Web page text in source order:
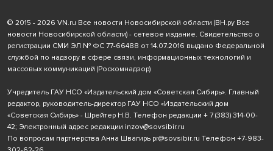
© 2015 - 2026 VN.ru Все новости Новосибирской области (ВН.ру Все
новости Новосибирской области) - сетевое издание. Свидетельство о
регистрации СМИ ЭЛ № ФС 77-66488 от 14.07.2016 выдано Федеральной
службой по надзору в сфере связи, информационных технологий и
массовых коммуникаций (Роскомнадзор)
Учредитель ГАУ НСО «Издательский дом «Советская Сибирь». Главный
редактор, руководитель-директор ГАУ НСО «Издательский дом
«Советская Сибирь» - Шрейтер Н.В. Телефон редакции + 7 (383) 314-00-
42; Электронный адрес редакции inzov@sovsibir.ru
По вопросам партнерства Анна Швагирь pr@sovsibir.ru Телефон +7-983-